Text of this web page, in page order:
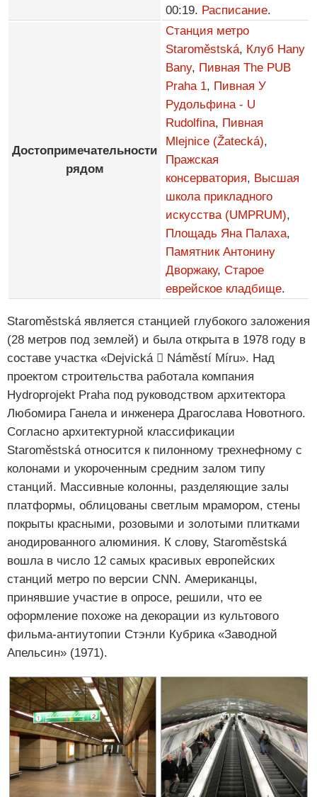
00:19. Расписание.
Достопримечательности
рядом
Станция метро
Staroměstská, Клуб Hany
Bany, Пивная The PUB
Praha 1, Пивная У
Рудольфина - U
Rudolfina, Пивная
Mlejnice (Žatecká),
Пражская
консерватория, Высшая
школа прикладного
искусства (UMPRUM),
Площадь Яна Палаха,
Памятник Антонину
Дворжаку, Старое
еврейское кладбище.
Staroměstská является станцией глубокого заложения
(28 метров под землей) и была открыта в 1978 году в
составе участка «Dejvická  Náměstí Míru». Над
проектом строительства работала компания
Hydroprojekt Praha под руководством архитектора
Любомира Ганела и инженера Драгослава Новотного.
Согласно архитектурной классификации
Staroměstská относится к пилонному трехнефному с
колонами и укороченным средним залом типу
станций. Массивные колонны, разделяющие залы
платформы, облицованы светлым мрамором, стены
покрыты красными, розовыми и золотыми плитками
анодированного алюминия. К слову, Staroměstská
вошла в число 12 самых красивых европейских
станций метро по версии CNN. Американцы,
принявшие участие в опросе, решили, что ее
оформление похоже на декорации из культового
фильма-антиутопии Стэнли Кубрика «Заводной
Апельсин» (1971).